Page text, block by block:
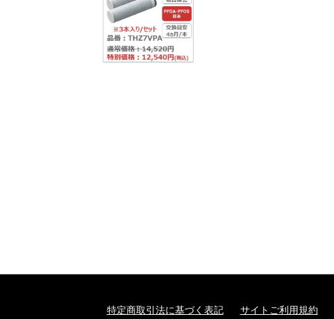
特定商取引法に基づく表記 サイトご利用規約